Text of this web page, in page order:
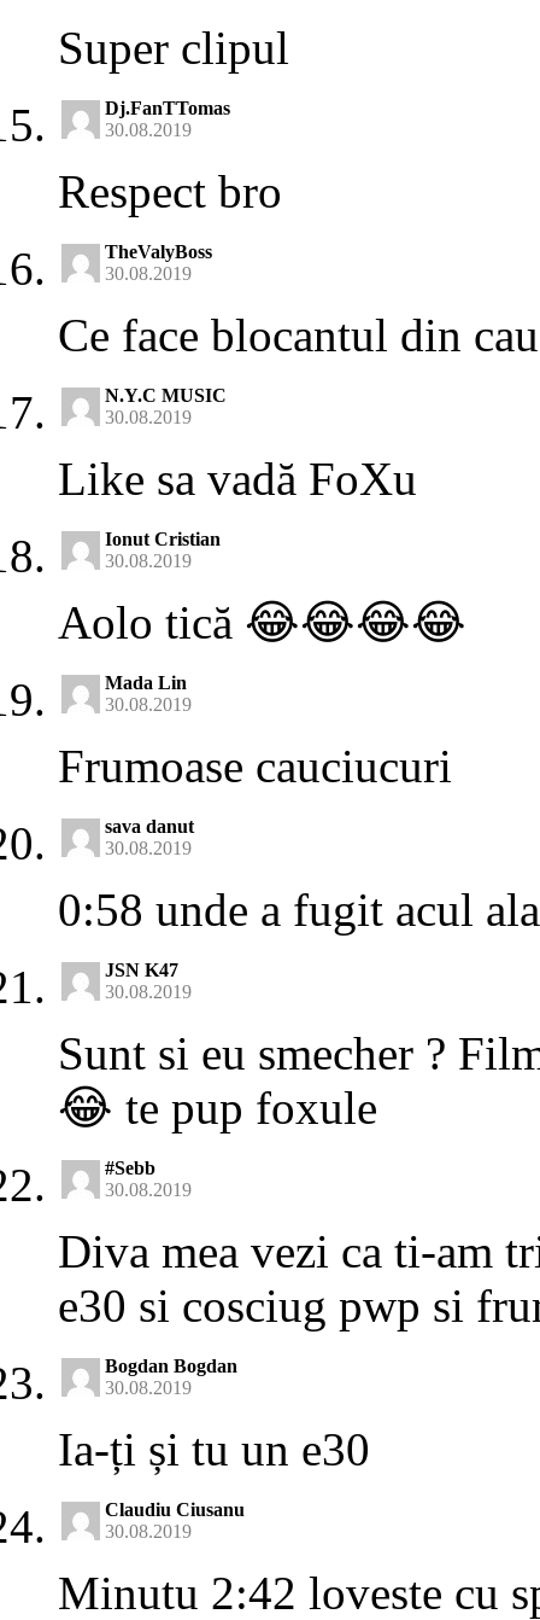
Super clipul
Dj.FanTTomas
30.08.2019
Respect bro
TheValyBoss
30.08.2019
Ce face blocantul din
N.Y.C MUSIC
30.08.2019
Like sa vadă FoXu
Ionut Cristian
30.08.2019
Aolo tică 😂😂😂😂
Mada Lin
30.08.2019
Frumoase cauciucuri
sava danut
30.08.2019
0:58 unde a fugit acul
JSN K47
30.08.2019
Sunt si eu smecher ?
😂 te pup foxule
#Sebb
30.08.2019
Diva mea vezi ca ti-am
e30 si cosciug pwp si
Bogdan Bogdan
30.08.2019
Ia-ți și tu un e30
Claudiu Ciusanu
30.08.2019
Minutu 2:42 loveste cu